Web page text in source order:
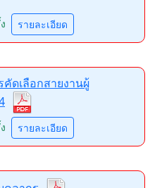
รายละเอียด
ดเลือกสายงานผู้
รายละเอียด